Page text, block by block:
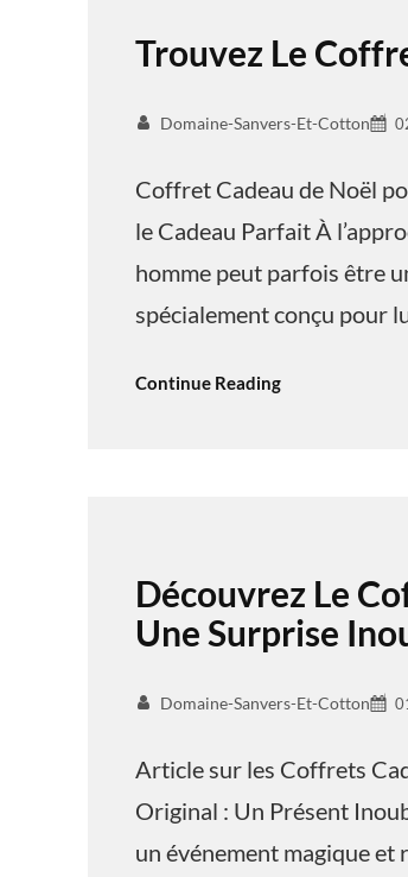
Trouvez Le
Domaine-Sanvers-Et-Cotton
Coffret Cadeau de Noël
le Cadeau Parfait À
homme peut parfois être
spécialement conçu pour
Continue Reading
Découvrez Le
Une Surprise
Domaine-Sanvers-Et-Cotton
Article sur les Coffrets
Original : Un Présent
un événement magique et